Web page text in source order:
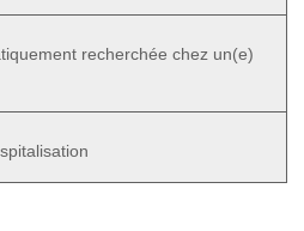
recherchée chez un(e)